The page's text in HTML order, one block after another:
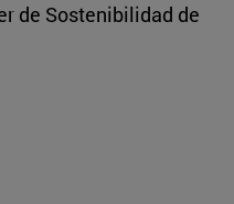
de Sostenibilidad de